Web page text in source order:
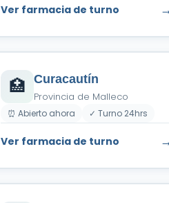
Ver farmacia de turno
🏥 Curacautín
Provincia de Malleco
⏰ Abierto ahora ✓ Turno 24hrs
Ver farmacia de turno